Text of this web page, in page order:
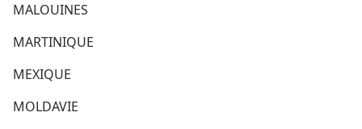
MALOUINES
MARTINIQUE
MEXIQUE
MOLDAVIE